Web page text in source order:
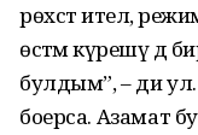
рөхсәт ителә,
өстәмә күрешү дә
булдым”, – ди
боерса. Азамат бу